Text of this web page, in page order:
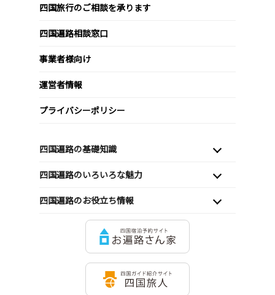
四国旅行のご相談を承ります
四国遍路相談窓口
事業者様向け
運営者情報
プライバシーポリシー
四国遍路の基礎知識
四国遍路のいろいろな魅力
四国遍路のお役立ち情報